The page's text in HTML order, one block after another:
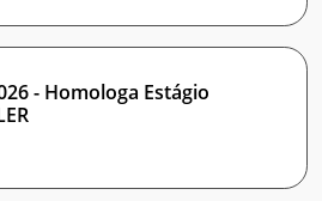
- Homologa Estágio